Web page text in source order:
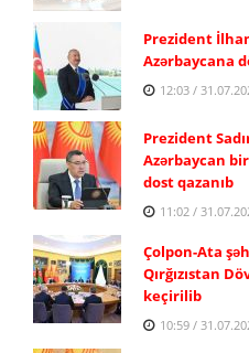
Prezident
Azərbaycana
12:03 /
Prezident
Azərbaycan
dost qazanıb
11:02 /
Çolpon-Ata
Qırğızıstan
keçirilib
10:59 /